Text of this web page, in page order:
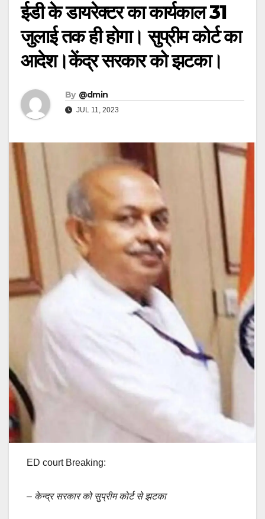
ईडी के डायरेक्टर का कार्यकाल 31
जुलाई तक ही होगा। सुप्रीम कोर्ट का
आदेश।केंद्र सरकार को झटका।
By @dmin
JUL 11, 2023
ED court Breaking:
– केन्द्र सरकार को सुप्रीम कोर्ट से झटका